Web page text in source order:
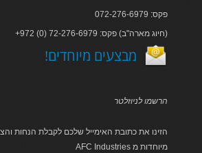
פקס: 072-276-6979
+972 (0) 72-276-6979 :חיוג מארה"ב) פקס)
!מבצעים מיוחדים
הרשמו לניוזלטר
הזינו את כתובת האימייל שלכם לקבלת הנחות
AFC Industries מיוחדות מ